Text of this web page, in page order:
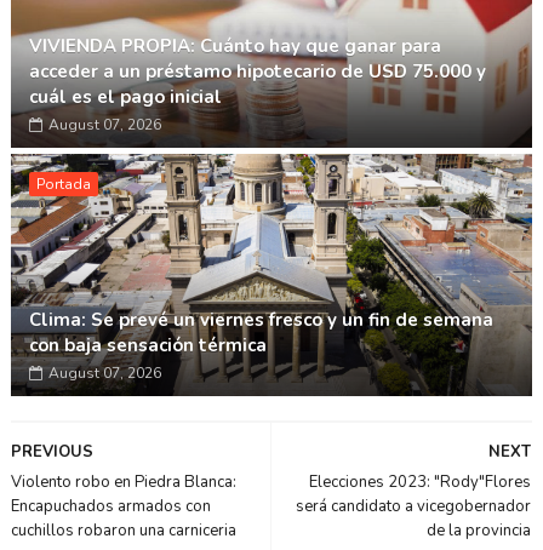
VIVIENDA PROPIA: Cuánto hay que ganar para
acceder a un préstamo hipotecario de USD 75.000 y
cuál es el pago inicial
August 07, 2026
Portada
Clima: Se prevé un viernes fresco y un fin de semana
con baja sensación térmica
August 07, 2026
NEXT
Elecciones 2023: "Rody"Flores
será candidato a vicegobernador
de la provincia
PREVIOUS
Violento robo en Piedra Blanca:
Encapuchados armados con
cuchillos robaron una carniceria